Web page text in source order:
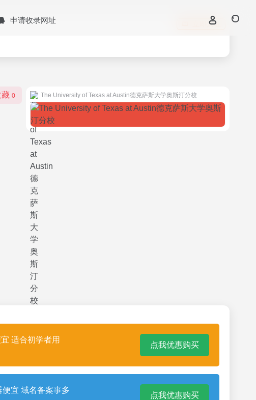
申请收录网址 立即入驻
藏 0 The University of Texas at Austin德克萨斯大学奥斯汀分校
适合初学者用
点我优惠购买
宜 域名备案事多
点我优惠购买